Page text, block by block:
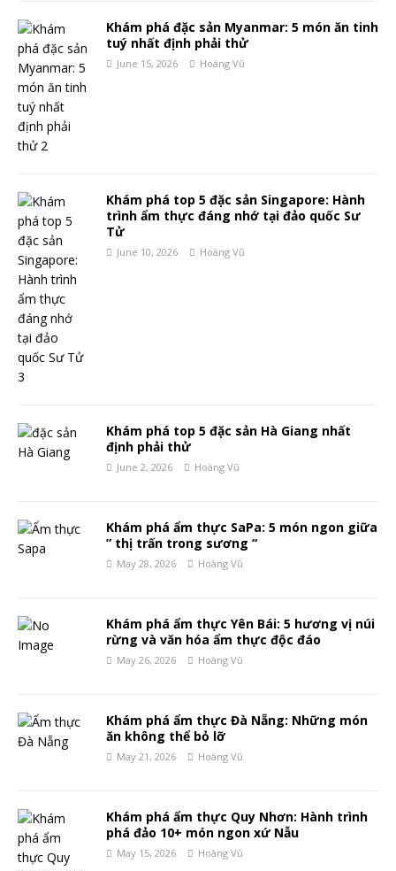
Khám phá đặc sản Myanmar: 5 món ăn tinh
tuý nhất định phải thử
June 15, 2026 Hoàng Vũ
Khám phá top 5 đặc sản Singapore: Hành
trình ẩm thực đáng nhớ tại đảo quốc Sư
Tử
June 10, 2026 Hoàng Vũ
Khám phá top 5 đặc sản Hà Giang nhất
định phải thử
June 2, 2026 Hoàng Vũ
Khám phá ẩm thực SaPa: 5 món ngon giữa
” thị trấn trong sương “
May 28, 2026 Hoàng Vũ
Khám phá ẩm thực Yên Bái: 5 hương vị núi
rừng và văn hóa ẩm thực độc đáo
May 26, 2026 Hoàng Vũ
Khám phá ẩm thực Đà Nẵng: Những món
ăn không thể bỏ lỡ
May 21, 2026 Hoàng Vũ
Khám phá ẩm thực Quy Nhơn: Hành trình
phá đảo 10+ món ngon xứ Nẫu
May 15, 2026 Hoàng Vũ